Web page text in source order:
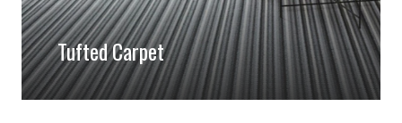
Tufted Carpet